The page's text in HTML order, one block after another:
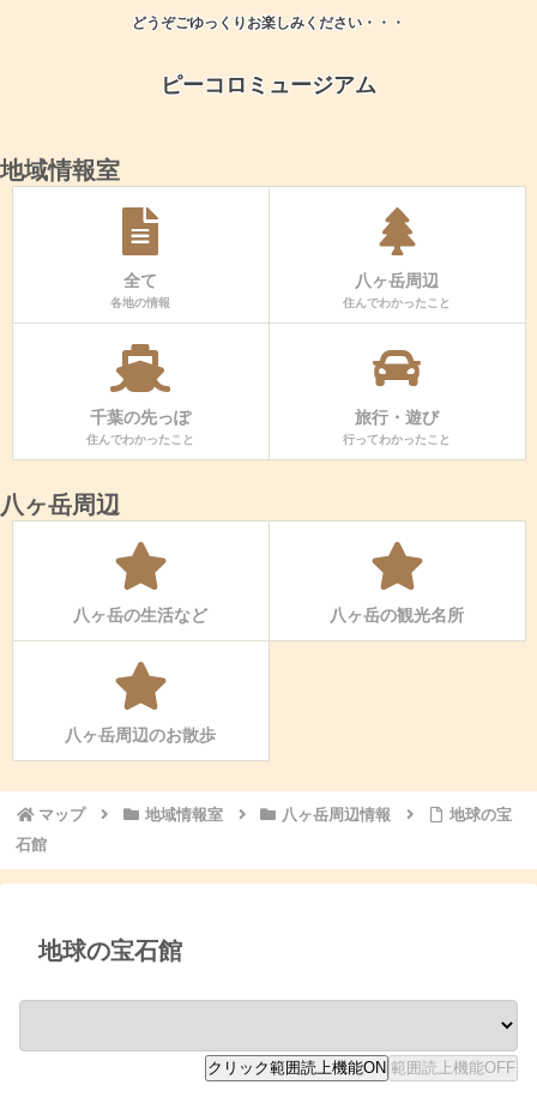
どうぞごゆっくりお楽しみください・・・
ピーコロミュージアム
地域情報室
全て
各地の情報
八ヶ岳周辺
住んでわかったこと
千葉の先っぽ
住んでわかったこと
旅行・遊び
行ってわかったこと
八ヶ岳周辺
八ヶ岳の生活など 八ヶ岳の観光名所
八ヶ岳周辺のお散歩
マップ 地域情報室 八ヶ岳周辺情報
地球の宝
石館
地球の宝石館